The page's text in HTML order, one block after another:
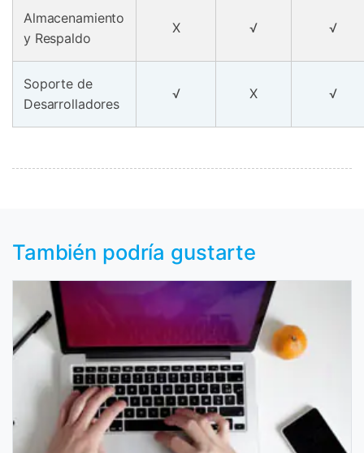
Almacenamiento
y Respaldo
X √ √
Soporte de
Desarrolladores
√ X √
También podría gustarte